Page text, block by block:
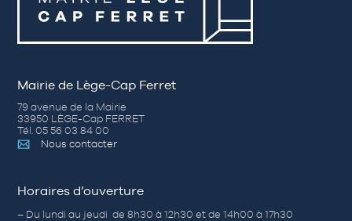
Mairie de Lège-Cap Ferret
79 avenue de la Mairie
33950 LÈGE-Cap FERRET
Tél. 05 56 03 84 00
Nous contacter
Horaires d’ouverture
– Du lundi au jeudi de 8h30 à 12h30 et de 14h00 à 17h30